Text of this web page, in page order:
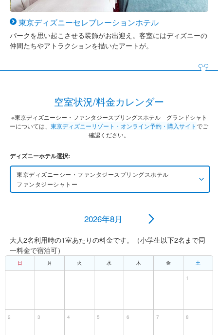
東京ディズニーセレブレーションホテル
パークを思い起こさせる装飾がお出迎え。客室にはディズニーの
仲間たちやアトラクションを描いたアートが。
空室状況/料金カレンダー
※東京ディズニーシー・ファンタジースプリングスホテル グランドシャト
ーについては、 東京ディズニーリゾート・オンライン予約・購入サイトでご
確認ください。
ディズニーホテル選択:
東京ディズニーシー・ファンタジースプリングスホテル
ファンタジーシャトー
東京ディズニーランドホテル
ディズニーアンバサダーホテル
東京ディズニーリゾート・トイ・ストーリーホテル
2026年8月
大人2名利用時の1室あたりの料金です。（小学生以下2名まで同
一料金で宿泊可）
日 月 火 水 木 金 土
1
2 3 4 5 6 7 8